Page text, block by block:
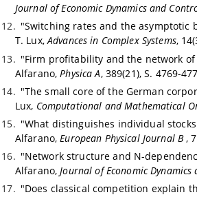
Journal of Economic Dynamics and
"Switching rates and the asymptotic
T. Lux,Advances in Complex Systems,
"Firm profitability and the network
Alfarano, Physica A, 389(21), S. 4769-
"The small core of the German
Lux, Computational and Mathematical
"What distinguishes individual
Alfarano, European Physical Journal B ,
"Network structure and N-
Alfarano,Journal of Economic
"Does classical competition explain